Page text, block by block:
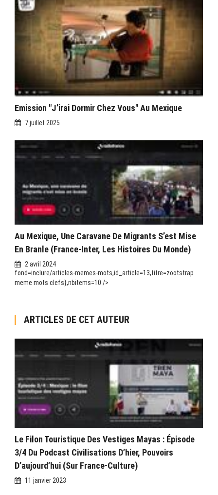
Emission "J’irai Dormir Chez Vous" Au Mexique
7 juillet 2025
Au Mexique, Une Caravane De Migrants S’est Mise
En Branle (France-Inter, Les Histoires Du Monde)
2 avril 2024
fond=inclure/articles-memes-mots,id_article=13,titre=zootstrap
meme mots clefs},nbitems=10 />
ARTICLES DE CET AUTEUR
Le Filon Touristique Des Vestiges Mayas : Épisode
3/4 Du Podcast Civilisations D’hier, Pouvoirs
D’aujourd’hui (sur France-Culture)
11 janvier 2023